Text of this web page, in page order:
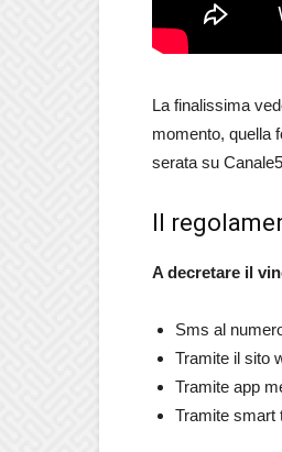
La finalissima
momento, quella
serata su Canale5
Il
A decretare il
Sms al
Tramite il sito
Tramite app
Tramite smart